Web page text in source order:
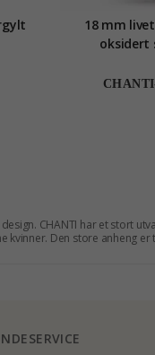
18 mm
oksidert
CHANTI har et stort
kvinner. Den store anheng
smak og selv ved lave